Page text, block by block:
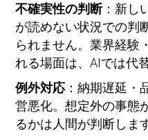
不確実性の判断：新し
が読めない状況での判
られません。業界経験
れる場面は、AIでは代
例外対応：納期遅延・
営悪化。想定外の事態
るかは人間が判断しま